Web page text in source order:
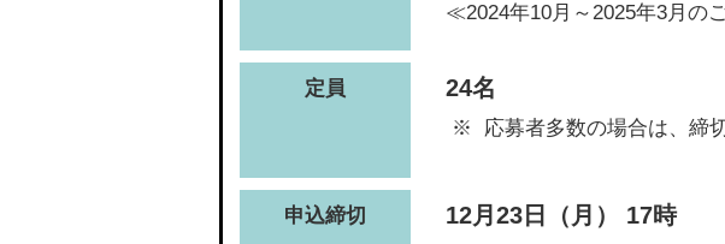
≪2024年10月～2025年3月の
定員 24名
応募者多数の場合は、締
申込締切 12月23日（月） 17時